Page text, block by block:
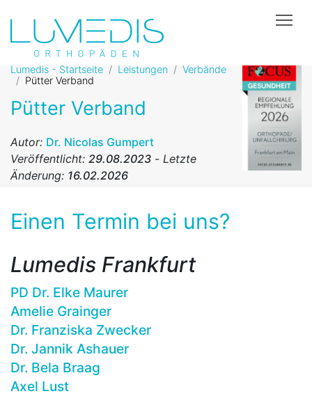
Lumedis - Startseite Leistungen
Verbände
Pütter Verband
Pütter Verband
Autor: Dr. Nicolas Gumpert
Veröffentlicht: 29.08.2023 - Letzte
Änderung: 16.02.2026
Einen Termin bei uns?
Lumedis Frankfurt
PD Dr. Elke Maurer
Amelie Grainger
Dr. Franziska Zwecker
Dr. Jannik Ashauer
Dr. Bela Braag
Axel Lust